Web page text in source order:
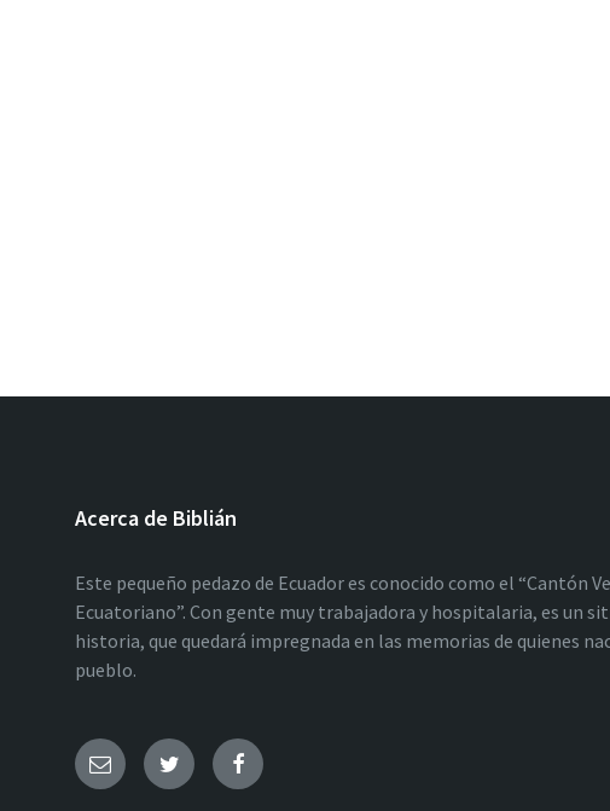
Acerca de Biblián
Este pequeño pedazo de Ecuador es conocido como el “Cantón
Ecuatoriano”. Con gente muy trabajadora y hospitalaria, es un
historia, que quedará impregnada en las memorias de quienes
pueblo.